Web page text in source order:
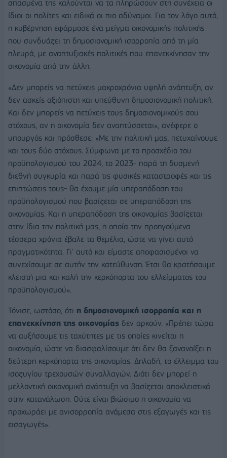
σπασμένα της καλούνται να τα πληρώσουν στη συνέχεια οι
ίδιοι οι πολίτες και ειδικά οι πιο αδύναμοι. Για τον λόγο αυτό,
η κυβέρνηση εφάρμοσε ένα μείγμα οικονομικής πολιτικής
που συνδυάζει τη δημοσιονομική ισορροπία από τη μία
πλευρά, με αναπτυξιακές πολιτικές που επανεκκίνησαν την
οικονομία από την άλλη.
«Δεν μπορείς να πετύχεις μακροχρόνια υψηλή ανάπτυξη, αν
δεν ασκείς αξιόπιστη και υπεύθυνη δημοσιονομική πολιτική.
Και δεν μπορείς να πετύχεις τους δημοσιονομικούς σου
στόχους, αν η οικονομία δεν αναπτύσσεται», ανέφερε ο
υπουργός και πρόσθεσε: «Με την πολιτική μας, πετυχαίνουμε
και τους δύο στόχους. Σύμφωνα με το προσχέδιο του
προϋπολογισμού του 2024, το 2023- παρά τη δυσμενή
διεθνή συγκυρία και παρά τις φυσικές καταστροφές και τις
επιπτώσεις τους- θα έχουμε μία υπεραπόδοση του
προϋπολογισμού που βασίζεται σε υπεραπόδοση της
οικονομίας. Και η υπεραπόδοση της οικονομίας βασίζεται
στην ίδια την πολιτική μας, η οποία την προηγούμενα
τέσσερα χρόνια έβαλε τα θεμέλια, ώστε να γίνει αυτό
πραγματικότητα. Γι' αυτό και είμαστε αποφασισμένοι να
συνεχίσουμε σε αυτήν την κατεύθυνση. Έτσι θα κρατήσουμε
κλειστή μια και καλή την κερκόπορτα του ελλείμματος του
προϋπολογισμού».
Τόνισε, ωστόσο, ότι η δημοσιονομική ισορροπία και η
επανεκκίνηση της οικονομίας δεν αρκούν. «Πρέπει τώρα
να αυξήσουμε τις ταχύτητες με τις οποίες κινείται η
οικονομία, ώστε να διασφαλίσουμε ότι δεν θα ξανανοίξει η
δεύτερη κερκόπορτα της οικονομίας. Δηλαδή, το έλλειμμα του
ισοζυγίου τρεχουσών συναλλαγών. Διότι δεν μπορεί η
μελλοντική οικονομική ανάπτυξη να βασίζεται αποκλειστικά
στην κατανάλωση. Ούτε είναι βιώσιμο η οικονομία να
προχωράει με ανισορροπία ανάμεσα στις εξαγωγές και τις
εισαγωγές».